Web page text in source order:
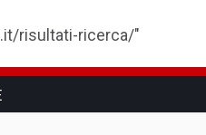
risultati-ricerca/"